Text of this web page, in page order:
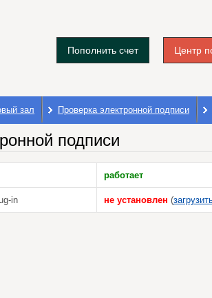
Центр
Пополнить счет
зал Проверка электронной подписи
подписи
работает
in не установлен (